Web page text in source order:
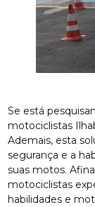
Se está
motociclistas
Ademais, esta
segurança e a
suas motos.
motociclistas
habilidades e